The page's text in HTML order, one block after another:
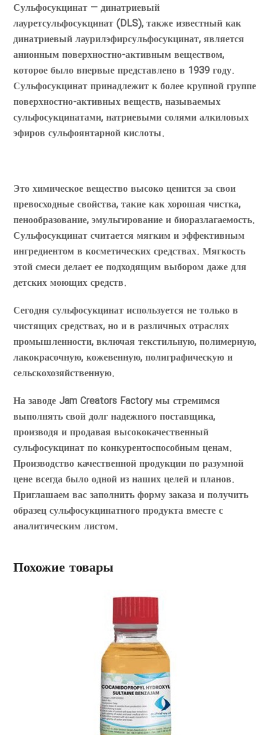
Сульфосукцинат — динатриевый
лауретсульфосукцинат (DLS), также известный как
динатриевый лаурилэфирсульфосукцинат, является
анионным поверхностно-активным веществом,
которое было впервые представлено в 1939 году.
Сульфосукцинат принадлежит к более крупной группе
поверхностно-активных веществ, называемых
сульфосукцинатами, натриевыми солями алкиловых
эфиров сульфоянтарной кислоты.
Это химическое вещество высоко ценится за свои
превосходные свойства, такие как хорошая чистка,
пенообразование, эмульгирование и биоразлагаемость.
Сульфосукцинат считается мягким и эффективным
ингредиентом в косметических средствах. Мягкость
этой смеси делает ее подходящим выбором даже для
детских моющих средств.
Сегодня сульфосукцинат используется не только в
чистящих средствах, но и в различных отраслях
промышленности, включая текстильную, полимерную,
лакокрасочную, кожевенную, полиграфическую и
сельскохозяйственную.
На заводе Jam Creators Factory мы стремимся
выполнять свой долг надежного поставщика,
производя и продавая высококачественный
сульфосукцинат по конкурентоспособным ценам.
Производство качественной продукции по разумной
цене всегда было одной из наших целей и планов.
Приглашаем вас заполнить форму заказа и получить
образец сульфосукцинатного продукта вместе с
аналитическим листом.
Похожие товары